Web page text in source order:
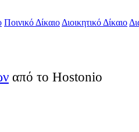
Ποινικό Δίκαιο Διοικητικό Δίκαιο
από το Hostonio